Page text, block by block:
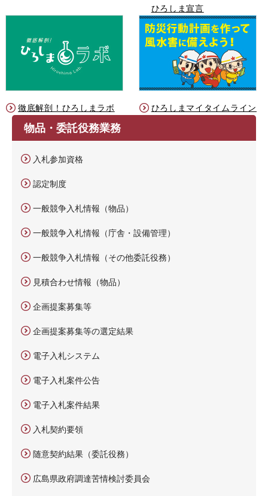
ひろしま宣言
徹底解剖！ひろしまラボ ひろしまマイタイムライン
物品・委託役務業務
入札参加資格
認定制度
一般競争入札情報（物品）
一般競争入札情報（庁舎・設備管理）
一般競争入札情報（その他委託役務）
見積合わせ情報（物品）
企画提案募集等
企画提案募集等の選定結果
電子入札システム
電子入札案件公告
電子入札案件結果
入札契約要領
随意契約結果（委託役務）
広島県政府調達苦情検討委員会